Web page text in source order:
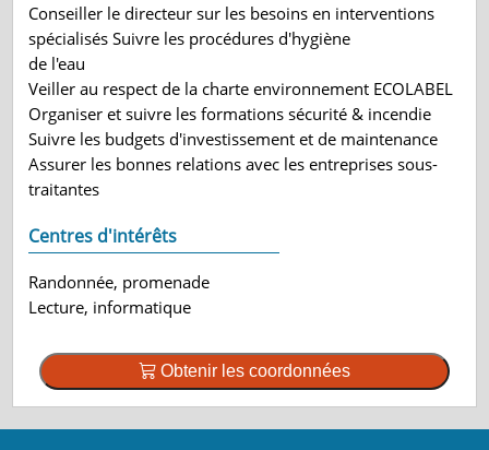
Conseiller le directeur sur les besoins en interventions
spécialisés Suivre les procédures d'hygiène
de l'eau
Veiller au respect de la charte environnement ECOLABEL
Organiser et suivre les formations sécurité & incendie
Suivre les budgets d'investissement et de maintenance
Assurer les bonnes relations avec les entreprises sous-
traitantes
Centres d'intérêts
Randonnée, promenade
Lecture, informatique
Obtenir les coordonnées